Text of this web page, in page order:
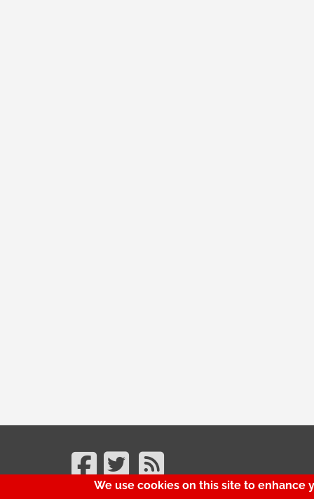
© SerBenfiquista.com 2001-2026
We use cookies on this site to enhance